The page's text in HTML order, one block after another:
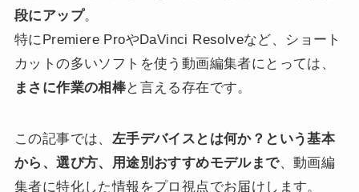
段にアップ。
特にPremiere ProやDaVinci Resolveなど、ショート
カットの多いソフトを使う動画編集者にとっては、
まさに作業の相棒と言える存在です。
この記事では、 左手デバイスとは何か？という基本
から、選び方、用途別おすすめモデルまで、動画編
集者に特化した情報をプロ視点でお届けします。